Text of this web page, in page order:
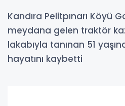
Kandıra Pelitpınarı Köyü
meydana gelen traktör
lakabıyla tanınan 51
hayatını kaybetti